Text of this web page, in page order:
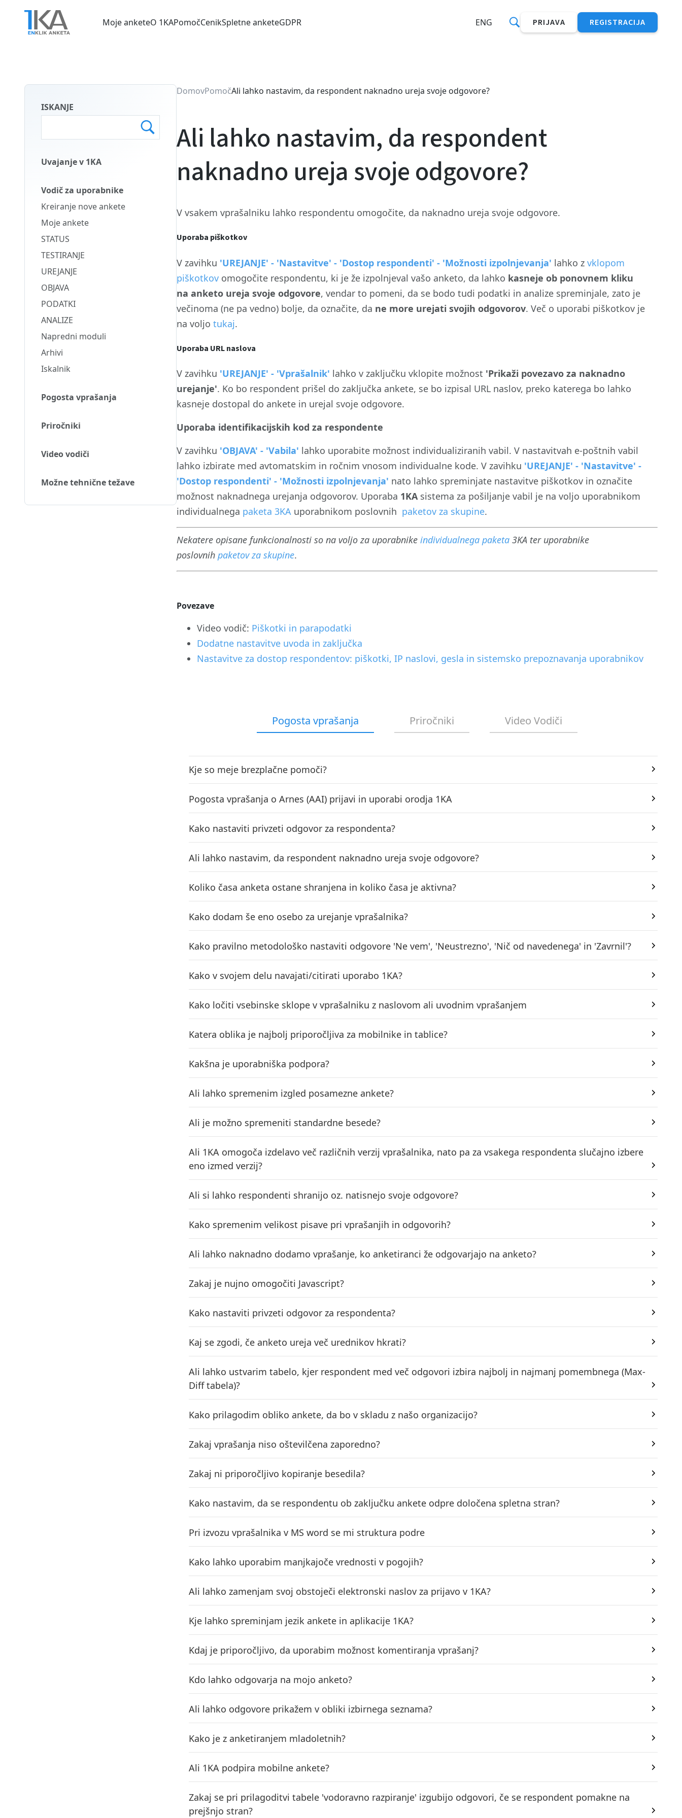
Moje anketeO 1KAPomočCenikSpletne anketeGDPR ENG PRIJAVA REGISTRACIJA
ISKANJE
Menu
SLO
Uvajanje v 1KA
Vodič za uporabnike
Kreiranje nove ankete
Moje ankete
STATUS
TESTIRANJE
UREJANJE
OBJAVA
PODATKI
ANALIZE
Napredni moduli
Arhivi
Iskalnik
Pogosta vprašanja
Priročniki
Video vodiči
Možne tehnične težave
DomovPomočAli lahko nastavim, da respondent naknadno ureja svoje odgovore?
Ali lahko nastavim, da respondent
naknadno ureja svoje odgovore?
V vsakem vprašalniku lahko respondentu omogočite, da naknadno ureja svoje odgovore.
Uporaba piškotkov
V zavihku 'UREJANJE' - 'Nastavitve' - 'Dostop respondenti' - 'Možnosti izpolnjevanja' lahko zvklopom
piškotkov omogočite respondentu, ki je že izpolnjeval vašo anketo, da lahko kasneje ob ponovnem kliku
na anketo ureja svoje odgovore, vendar to pomeni, da se bodo tudi podatki in analize spreminjale, zato je
večinoma (ne pa vedno) bolje, da označite, da ne more urejati svojih odgovorov. Več o uporabi piškotkov je
na voljotukaj.
Uporaba URL naslova
V zavihku 'UREJANJE' - 'Vprašalnik' lahko v zaključku vklopite možnost 'Prikaži povezavo za naknadno
urejanje'. Ko bo respondent prišel do zaključka ankete, se bo izpisal URL naslov, preko katerega bo lahko
kasneje dostopal do ankete in urejal svoje odgovore.
Uporaba identifikacijskih kod za respondente
V zavihku 'OBJAVA' - 'Vabila' lahko uporabite možnost individualiziranih vabil. V nastavitvah e-poštnih vabil
lahko izbirate med avtomatskim in ročnim vnosom individualne kode. V zavihku 'UREJANJE' - 'Nastavitve' -
'Dostop respondenti' - 'Možnosti izpolnjevanja' nato lahko spreminjate nastavitve piškotkov in označite
možnost naknadnega urejanja odgovorov. Uporaba 1KAsistema za pošiljanje vabil je na voljo uporabnikom
individualnega paketa 3KA uporabnikom poslovnih paketov za skupine.
Nekatere opisane funkcionalnosti so na voljo za uporabnikeindividualnega paketa 3KA ter uporabnike
poslovnihpaketov za skupine.
Povezave
Video vodič: Piškotki in parapodatki
Dodatne nastavitve uvoda in zaključka
Nastavitve za dostop respondentov: piškotki, IP naslovi, gesla in sistemsko prepoznavanja uporabnikov
Pogosta vprašanja Priročniki Video Vodiči
Kje so meje brezplačne pomoči?
Pogosta vprašanja o Arnes (AAI) prijavi in uporabi orodja 1KA
Kako nastaviti privzeti odgovor za respondenta?
Ali lahko nastavim, da respondent naknadno ureja svoje odgovore?
Koliko časa anketa ostane shranjena in koliko časa je aktivna?
Kako dodam še eno osebo za urejanje vprašalnika?
Kako pravilno metodološko nastaviti odgovore 'Ne vem', 'Neustrezno', 'Nič od navedenega' in 'Zavrnil'?
Kako v svojem delu navajati/citirati uporabo 1KA?
Kako ločiti vsebinske sklope v vprašalniku z naslovom ali uvodnim vprašanjem
Katera oblika je najbolj priporočljiva za mobilnike in tablice?
Kakšna je uporabniška podpora?
Ali lahko spremenim izgled posamezne ankete?
Ali je možno spremeniti standardne besede?
Ali 1KA omogoča izdelavo več različnih verzij vprašalnika, nato pa za vsakega respondenta slučajno izbere
eno izmed verzij?
Ali si lahko respondenti shranijo oz. natisnejo svoje odgovore?
Kako spremenim velikost pisave pri vprašanjih in odgovorih?
Ali lahko naknadno dodamo vprašanje, ko anketiranci že odgovarjajo na anketo?
Zakaj je nujno omogočiti Javascript?
Kako nastaviti privzeti odgovor za respondenta?
Kaj se zgodi, če anketo ureja več urednikov hkrati?
Ali lahko ustvarim tabelo, kjer respondent med več odgovori izbira najbolj in najmanj pomembnega (Max-
Diff tabela)?
Kako prilagodim obliko ankete, da bo v skladu z našo organizacijo?
Zakaj vprašanja niso oštevilčena zaporedno?
Zakaj ni priporočljivo kopiranje besedila?
Kako nastavim, da se respondentu ob zaključku ankete odpre določena spletna stran?
Pri izvozu vprašalnika v MS word se mi struktura podre
Kako lahko uporabim manjkajoče vrednosti v pogojih?
Ali lahko zamenjam svoj obstoječi elektronski naslov za prijavo v 1KA?
Kje lahko spreminjam jezik ankete in aplikacije 1KA?
Kdaj je priporočljivo, da uporabim možnost komentiranja vprašanj?
Kdo lahko odgovarja na mojo anketo?
Ali lahko odgovore prikažem v obliki izbirnega seznama?
Kako je z anketiranjem mladoletnih?
Ali 1KA podpira mobilne ankete?
Zakaj se pri prilagoditvi tabele 'vodoravno razpiranje' izgubijo odgovori, če se respondent pomakne na
prejšnjo stran?